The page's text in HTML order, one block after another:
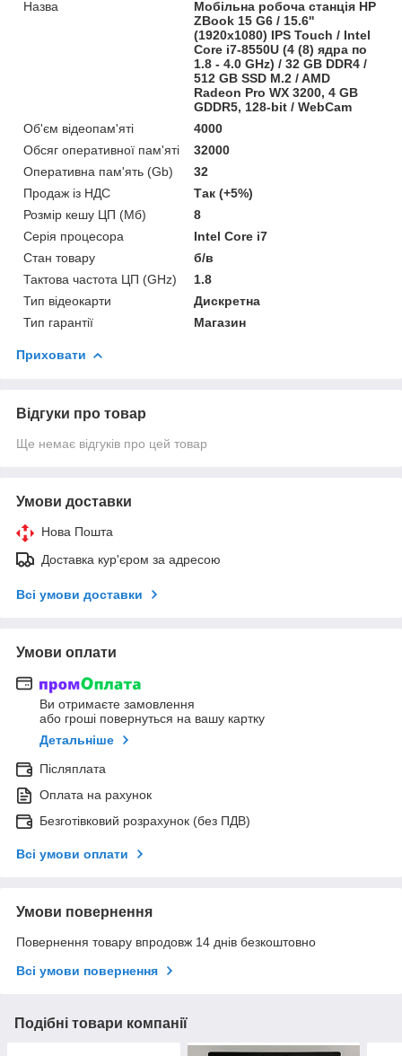
Назва
Мобільна робоча станція HP
ZBook 15 G6 / 15.6''
(1920x1080) IPS Touch / Intel
Core i7-8550U (4 (8) ядра по
1.8 - 4.0 GHz) / 32 GB DDR4 /
512 GB SSD M.2 / AMD
Radeon Pro WX 3200, 4 GB
GDDR5, 128-bit / WebCam
Об'єм відеопам'яті
4000
Обсяг оперативної пам'яті
32000
Оперативна пам'ять (Gb)
32
Продаж із НДС
Так (+5%)
Розмір кешу ЦП (Мб)
8
Серія процесора
Intel Core i7
Стан товару
б/в
Тактова частота ЦП (GHz)
1.8
Тип відеокарти
Дискретна
Тип гарантії
Магазин
Приховати
Відгуки про товар
Ще немає відгуків про цей товар
Умови доставки
Нова Пошта
Доставка кур'єром за адресою
Всі умови доставки
Умови оплати
Ви отримаєте замовлення
або гроші повернуться на вашу картку
Детальніше
Післяплата
Оплата на рахунок
Безготівковий розрахунок (без ПДВ)
Всі умови оплати
Умови повернення
Повернення товару впродовж 14 днів безкоштовно
Всі умови повернення
Подібні товари компанії